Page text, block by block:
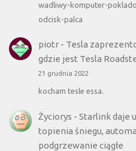
wadliwy-komputer-
odcisk-palca
piotr- Tesla
gdzie jest Tesla
21 grudnia 2022
kocham tesle essa.
Życiorys - Starlink daje
topienia śniegu,
podgrzewanie ciągłe